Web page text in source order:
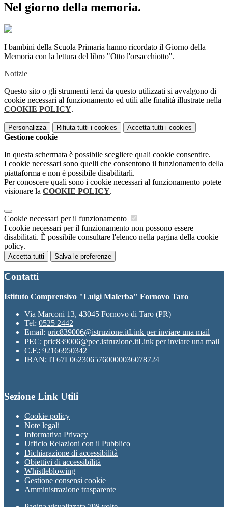
Nel giorno della memoria.
I bambini della Scuola Primaria hanno ricordato il Giorno della
Memoria con la lettura del libro "Otto l'orsacchiotto".
Notizie
Questo sito o gli strumenti terzi da questo utilizzati si avvalgono di
cookie necessari al funzionamento ed utili alle finalità illustrate nella
COOKIE POLICY.
Personalizza Rifiuta tutti i cookies Accetta tutti i cookies
Gestione cookie
In questa schermata è possibile scegliere quali cookie consentire.
I cookie necessari sono quelli che consentono il funzionamento della
piattaforma e non è possibile disabilitarli.
Per conoscere quali sono i cookie necessari al funzionamento potete
visionare la COOKIE POLICY.
Cookie necessari per il funzionamento
I cookie necessari per il funzionamento non possono essere
disabilitati. È possibile consultare l'elenco nella pagina della cookie
policy.
Accetta tutti Salva le preferenze
Contatti
Istituto Comprensivo "Luigi Malerba" Fornovo Taro
Via Marconi 13, 43045 Fornovo di Taro (PR)
Tel: 0525 2442
Email: pric839006@istruzione.itLink per inviare una mail
PEC: pric839006@pec.istruzione.itLink per inviare una mail
C.F.: 92166950342
IBAN: IT67L0623065760000036078724
Sezione Link Utili
Cookie policy
Note legali
Informativa Privacy
Ufficio Relazioni con il Pubblico
Dichiarazione di accessibilità
Obiettivi di accessibilità
Whistleblowing
Gestione consensi cookie
Amministrazione trasparente